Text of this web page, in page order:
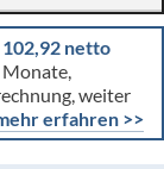
netto
weiter
erfahren >>